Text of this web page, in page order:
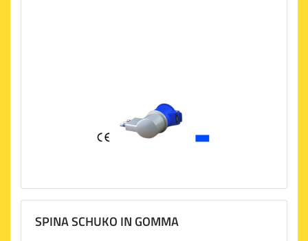
SPINA SCHUKO IN GOMMA